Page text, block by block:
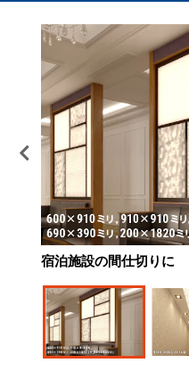
宿泊施設の間仕切りに
ホテルの照明カバーに
住宅の間仕切りに